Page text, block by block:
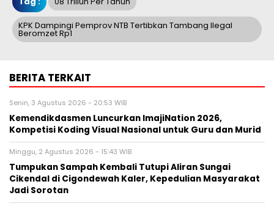
KPK Dampingi Pemprov NTB Tertibkan Tambang Ilegal
Beromzet Rp1
BERITA TERKAIT
Senin, 3 Agustus 2026 - 20:53 WIB
Kemendikdasmen Luncurkan ImajiNation 2026,
Kompetisi Koding Visual Nasional untuk Guru dan Murid
Minggu, 2 Agustus 2026 - 15:43 WIB
Tumpukan Sampah Kembali Tutupi Aliran Sungai
Cikendal di Cigondewah Kaler, Kepedulian Masyarakat
Jadi Sorotan